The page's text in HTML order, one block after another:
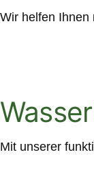
Wir helfen Ihnen
Mit unserer